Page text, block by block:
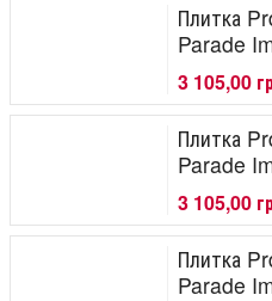
Плитка
Parade
3 105,00
Плитка
Parade
3 105,00
Плитка
Parade